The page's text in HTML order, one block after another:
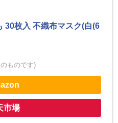
30枚入 不織布マスク(白(6
ものです)
市場